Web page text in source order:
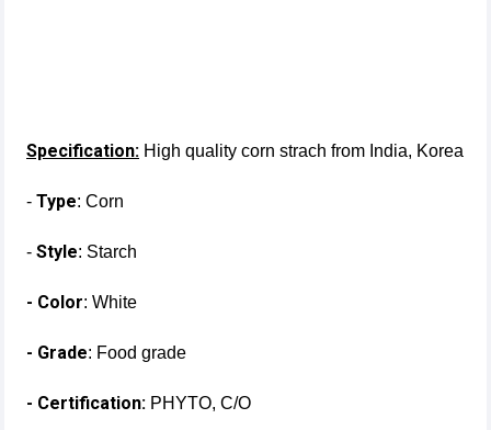
Specification: High quality corn strach from India, Korea
- Type: Corn
- Style: Starch
- Color: White
- Grade: Food grade
- Certification: PHYTO, C/O